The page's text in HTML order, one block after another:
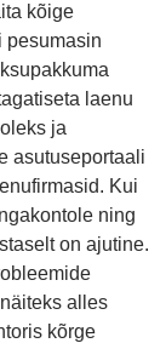
kõige
pesumasin
laenu
ja
asutuseportaali
Kui
ning
on ajutine.
alles
kõrge